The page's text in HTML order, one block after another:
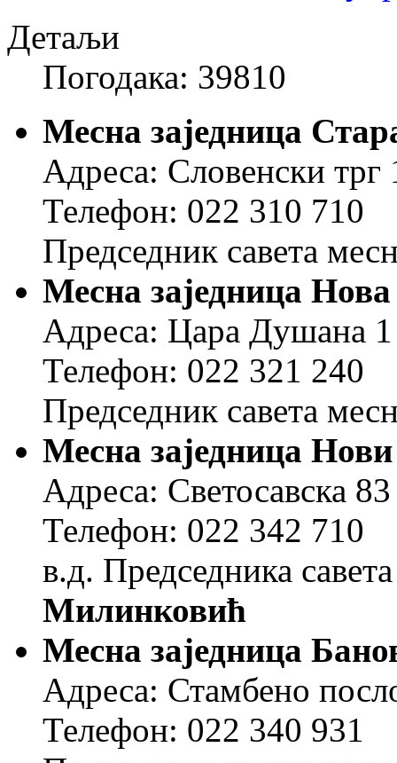
Детаљи
Погодака: 39810
Месна заједница
Адреса: Словенски трг
Телефон: 022 310 710
Председник савета
Месна заједница
Адреса: Цара Душана 1
Телефон: 022 321 240
Председник савета
Месна заједница
Адреса: Светосавска 83
Телефон: 022 342 710
в.д. Председника
Милинковић
Месна заједница
Адреса: Стамбено
Телефон: 022 340 931